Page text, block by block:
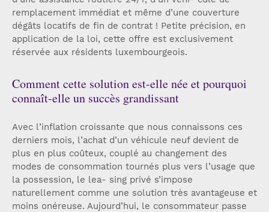
remplacement immédiat et même d’une couverture
dégâts locatifs de fin de contrat ! Petite précision, en
application de la loi, cette offre est exclusivement
réservée aux résidents luxembourgeois.
Comment cette solution est-elle née et pourquoi
connaît-elle un succès grandissant
Avec l’inflation croissante que nous connaissons ces
derniers mois, l’achat d’un véhicule neuf devient de
plus en plus coûteux, couplé au changement des
modes de consommation tournés plus vers l’usage que
la possession, le lea- sing privé s’impose
naturellement comme une solution très avantageuse et
moins onéreuse. Aujourd’hui, le consommateur passe